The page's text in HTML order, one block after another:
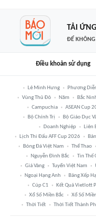
TẢI
ĐỂ KHÔNG
Điều khoản sử dụng
Lê Minh Hưng Phương
Vùng Thủ Đô
Năm Bắc
Campuchia
ASEAN Cup
Bộ Chính Trị
Bộ Giáo Dục
Doanh Nghiệp
Liên
Lịch Thi Đấu AFF Cup 2026
Bóng Đá Việt Nam
Thể Thao
Nguyễn Đình Bắc
Tin Thế
Giá Vàng
Tuyển Việt Nam
Ngoại Hạng Anh
Bảng Xếp
Cúp C1
Kết Quả Vietlott
Xổ Số Miền Bắc
Xổ Số
Thời Tiết
Thời Tiết Thành